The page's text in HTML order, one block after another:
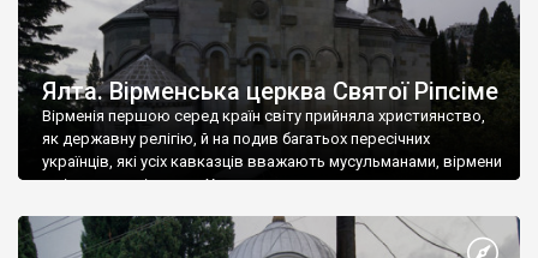
Ялта. Вірменська церква Святої Ріпсіме
Вірменія першою серед країн світу прийняла християнство,
як державну релігію, й на подив багатьох пересічних
українців, які усіх кавказців вважають мусульманами, вірмени
є відданими вірянами Христа